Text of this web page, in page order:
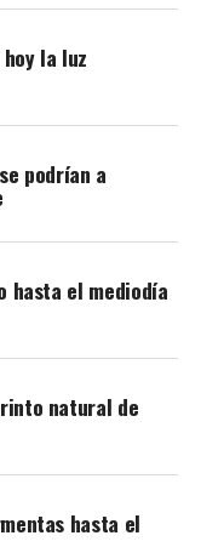
la luz
podrían a
hasta el mediodía
natural de
hasta el